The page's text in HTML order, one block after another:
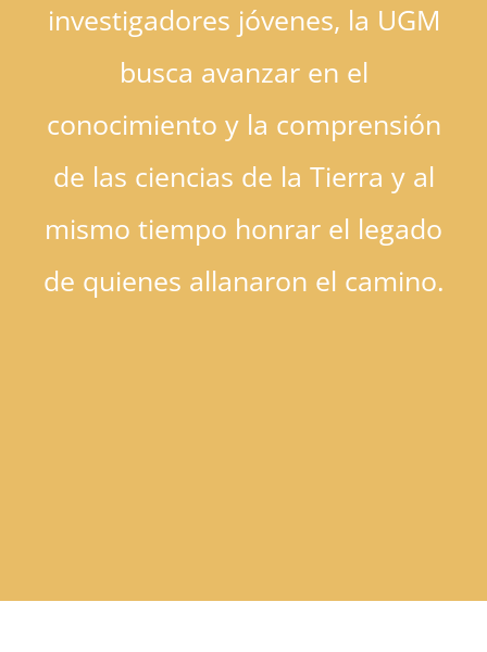
investigadores jóvenes, la UGM
busca avanzar en el
conocimiento y la comprensión
de las ciencias de la Tierra y al
mismo tiempo honrar el legado
de quienes allanaron el camino.